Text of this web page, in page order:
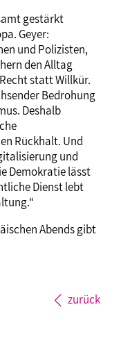
gestärkt
Geyer:
und Polizisten,
den Alltag
statt Willkür.
Bedrohung
Deshalb
Rückhalt. Und
und
Demokratie lässt
Dienst lebt
Abends gibt
zurück